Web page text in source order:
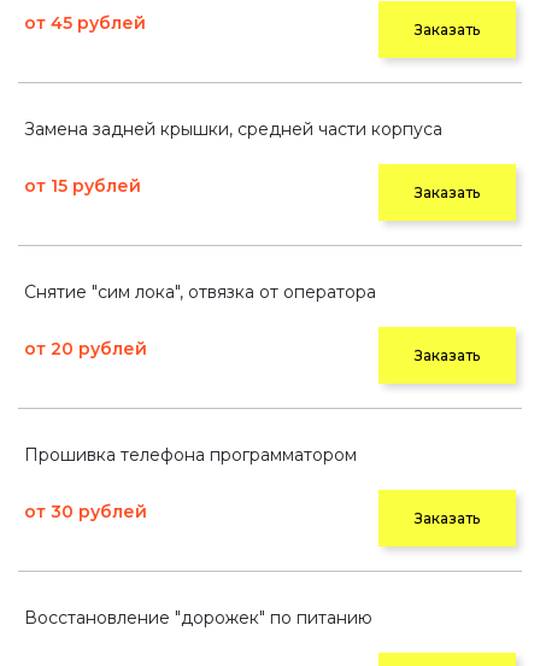
от 45 рублей Заказать
Замена задней крышки, средней части корпуса
от 15 рублей Заказать
Снятие "сим лока", отвязка от оператора
от 20 рублей Заказать
Прошивка телефона программатором
от 30 рублей Заказать
Восстановление "дорожек" по питанию